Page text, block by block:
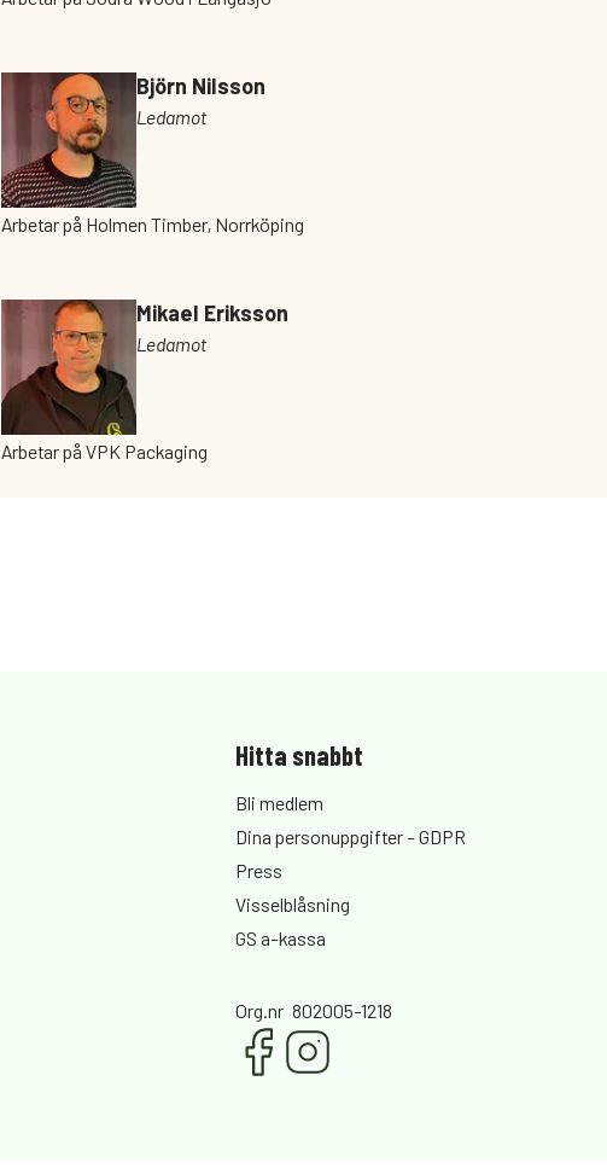
Björn Nilsson
Ledamot
Arbetar på Holmen Timber, Norrköping
Mikael Eriksson
Ledamot
Arbetar på VPK Packaging
Hitta snabbt
Bli medlem
Dina personuppgifter - GDPR
Press
Visselblåsning
GS a-kassa
Org.nr 802005-1218